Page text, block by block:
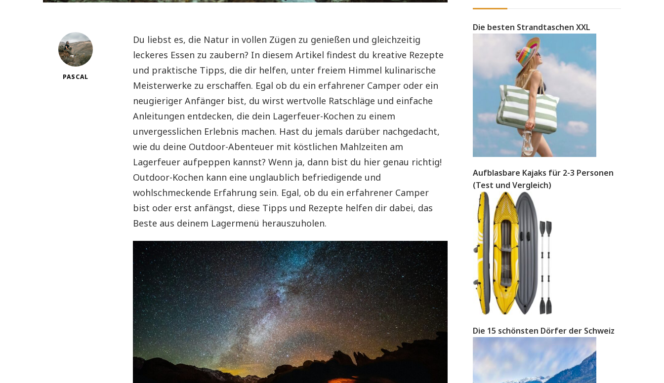
PASCAL
Du liebst es, die Natur in vollen Zügen zu genießen und gleichzeitig
leckeres Essen zu zaubern? In diesem Artikel findest du kreative Rezepte
und praktische Tipps, die dir helfen, unter freiem Himmel kulinarische
Meisterwerke zu erschaffen. Egal ob du ein erfahrener Camper oder ein
neugieriger Anfänger bist, du wirst wertvolle Ratschläge und einfache
Anleitungen entdecken, die dein Lagerfeuer-Kochen zu einem
unvergesslichen Erlebnis machen. Hast du jemals darüber nachgedacht,
wie du deine Outdoor-Abenteuer mit köstlichen Mahlzeiten am
Lagerfeuer aufpeppen kannst? Wenn ja, dann bist du hier genau richtig!
Outdoor-Kochen kann eine unglaublich befriedigende und
wohlschmeckende Erfahrung sein. Egal, ob du ein erfahrener Camper
bist oder erst anfängst, diese Tipps und Rezepte helfen dir dabei, das
Beste aus deinem Lagermenü herauszuholen.
Die besten Strandtaschen XXL
Aufblasbare Kajaks für 2-3 Personen
(Test und Vergleich)
Die 15 schönsten Dörfer der Schweiz